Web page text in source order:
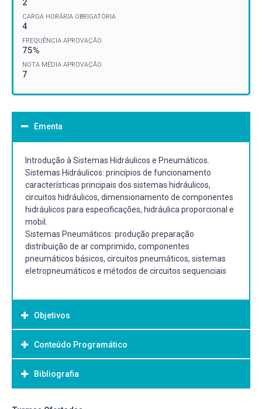
CARGA HORÁRIA OBRIGATÓRIA
4
FREQUÊNCIA APROVAÇÃO
75%
NOTA MÉDIA APROVAÇÃO
7
Ementa
Introdução à Sistemas Hidráulicos e Pneumáticos.
Sistemas Hidráulicos: princípios de funcionamento
características principais dos sistemas hidráulicos,
circuitos hidráulicos, dimensionamento de componentes
hidráulicos para especificações, hidráulica proporcional e
mobil.
Sistemas Pneumáticos: produção preparação
distribuição de ar comprimido, componentes
pneumáticos básicos, circuitos pneumáticos, sistemas
eletropneumáticos e métodos de circuitos sequenciais
Objetivos
Objetivo Geral:
OBJETIVO
Habilitar os alunos para conhecer, caracterizar e
hidráulicos e pneumáticos, assim como relacionar as
Conteúdo Programático
Bibliografia
Bibliografia Básica: